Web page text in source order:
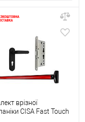
врізної
CISA Fast Touch